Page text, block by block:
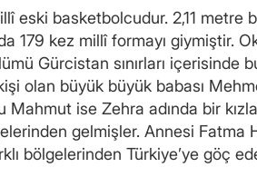
eski basketbolcudur. 2,11 metre
179 kez millî formayı giymiştir.
Gürcistan sınırları içerisinde
olan büyük büyük babası
ise Zehra adında bir
gelmişler. Annesi Fatma
bölgelerinden Türkiye’ye göç